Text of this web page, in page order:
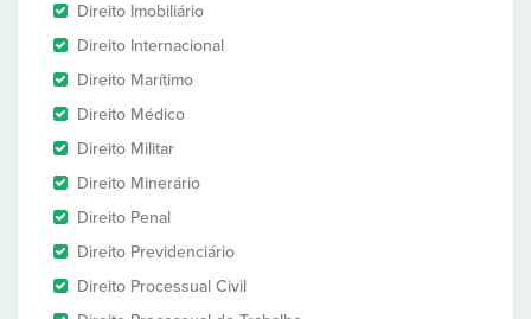
Direito Imobiliário
Direito Internacional
Direito Marítimo
Direito Médico
Direito Militar
Direito Minerário
Direito Penal
Direito Previdenciário
Direito Processual Civil